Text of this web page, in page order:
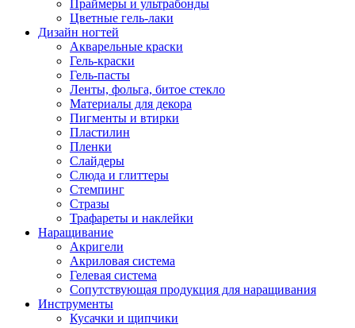
Праймеры и ультрабонды
Цветные гель-лаки
Дизайн ногтей
Акварельные краски
Гель-краски
Гель-пасты
Ленты, фольга, битое стекло
Материалы для декора
Пигменты и втирки
Пластилин
Пленки
Слайдеры
Слюда и глиттеры
Стемпинг
Стразы
Трафареты и наклейки
Наращивание
Акригели
Акриловая система
Гелевая система
Сопутствующая продукция для наращивания
Инструменты
Кусачки и щипчики